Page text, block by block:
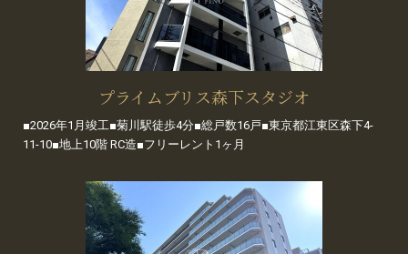
プライムブリス森下スタジオ
■2026年1月竣工■菊川駅徒歩4分■総戸数16戸■東京都江東区森下4-
11-10■地上10階 RC造■フリーレント1ヶ月